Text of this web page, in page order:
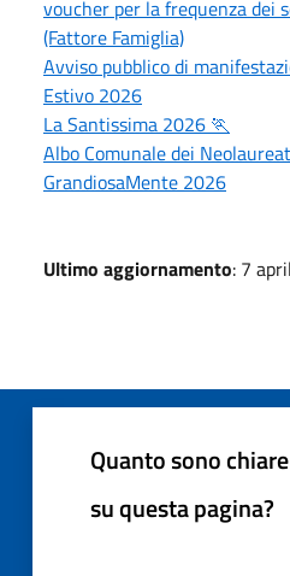
voucher per la frequenza dei
(Fattore Famiglia)
Avviso pubblico di
Estivo 2026
La Santissima 2026 🏃
Albo Comunale dei
GrandiosaMente 2026
Ultimo aggiornamento: 7
Quanto sono
su questa pagina?